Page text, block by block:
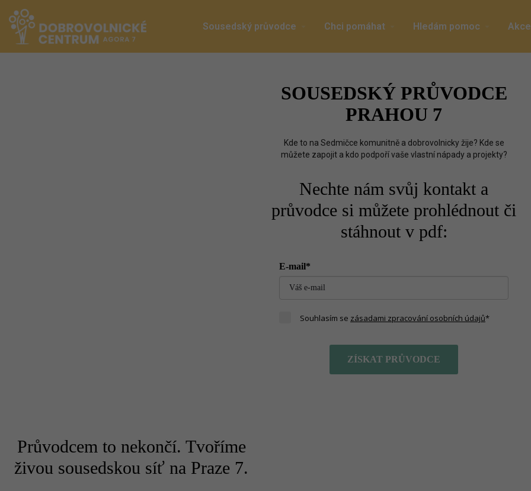
Sousedský průvodce Chci pomáhat Hledám pomoc Akce
SOUSEDSKÝ PRŮVODCE
PRAHOU 7
Kde to na Sedmičce komunitně a dobrovolnicky žije? Kde se
můžete zapojit a kdo podpoří vaše vlastní nápady a projekty?
Nechte nám svůj kontakt a
průvodce si můžete prohlédnout či
stáhnout v pdf:
E-mail*
Souhlasím se zásadami zpracování osobních údajů*
ZÍSKAT PRŮVODCE
Průvodcem to nekončí. Tvoříme
živou sousedskou síť na Praze 7.